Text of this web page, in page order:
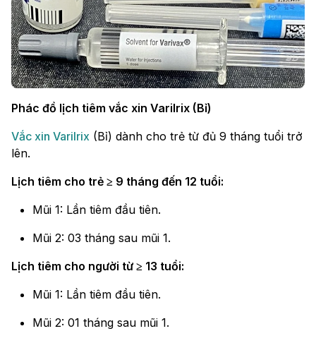
Phác đồ lịch tiêm vắc xin Varilrix (Bỉ)
Vắc xin Varilrix (Bỉ) dành cho trẻ từ đủ 9 tháng tuổi trở
lên.
Lịch tiêm cho trẻ ≥ 9 tháng đến 12 tuổi:
Mũi 1: Lần tiêm đầu tiên.
Mũi 2: 03 tháng sau mũi 1.
Lịch tiêm cho người từ ≥ 13 tuổi:
Mũi 1: Lần tiêm đầu tiên.
Mũi 2: 01 tháng sau mũi 1.